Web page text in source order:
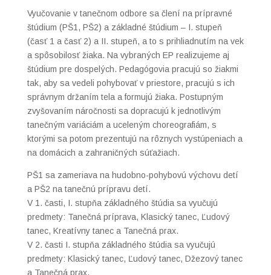
Vyučovanie v tanečnom odbore sa člení na prípravné
štúdium (PŠ1, PŠ2) a základné štúdium – I. stupeň
(časť 1 a časť 2) a II. stupeň, a to s prihliadnutím na vek
a spôsobilosť žiaka. Na vybraných EP realizujeme aj
štúdium pre dospelých. Pedagógovia pracujú so žiakmi
tak, aby sa vedeli pohybovať v priestore, pracujú s ich
správnym držaním tela a formujú žiaka. Postupným
zvyšovaním náročnosti sa dopracujú k jednotlivým
tanečným variáciám a uceleným choreografiám, s
ktorými sa potom prezentujú na rôznych vystúpeniach a
na domácich a zahraničných súťažiach.
PŠ1 sa zameriava na hudobno-pohybovú výchovu detí
a PŠ2 na tanečnú prípravu detí.
V 1. časti, I. stupňa základného štúdia sa vyučujú
predmety: Tanečná príprava, Klasický tanec, Ľudový
tanec, Kreatívny tanec a Tanečná prax.
V 2. časti I. stupňa základného štúdia sa vyučujú
predmety: Klasický tanec, Ľudový tanec, Džezový tanec
a Tanečná prax.